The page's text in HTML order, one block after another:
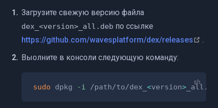
Загрузите свежую версию файла
dex_<version>_all.deb по ссылке
https://github.com/wavesplatform/dex/releases
.
Выолните в консоли следующую команду:
sudo dpkg -i /path/to/dex_ <version>